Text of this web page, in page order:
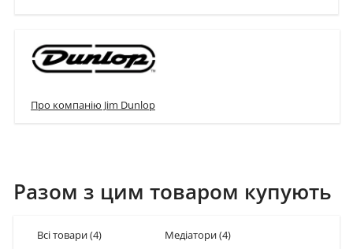
Про компанію Jim Dunlop
Разом з цим товаром купують
Всі товари(4) Медіатори(4)